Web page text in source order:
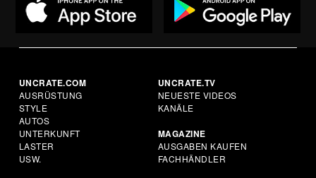
UNCRATE.COM
AUSRÜSTUNG
STYLE
AUTOS
UNTERKUNFT
LASTER
USW.
UNCRATE.TV
NEUESTE VIDEOS
KANÄLE
MAGAZINE
AUSGABEN KAUFEN
FACHHÄNDLER